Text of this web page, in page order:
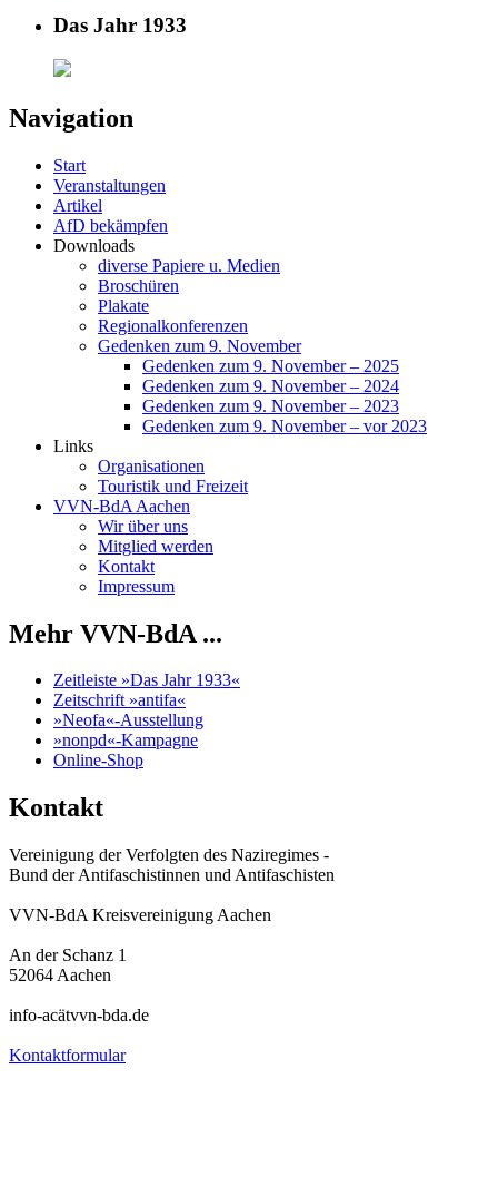
Das Jahr 1933
Navigation
Start
Veranstaltungen
Artikel
AfD bekämpfen
Downloads
diverse Papiere u. Medien
Broschüren
Plakate
Regionalkonferenzen
Gedenken zum 9. November
Gedenken zum 9. November – 2025
Gedenken zum 9. November – 2024
Gedenken zum 9. November – 2023
Gedenken zum 9. November – vor 2023
Links
Organisationen
Touristik und Freizeit
VVN-BdA Aachen
Wir über uns
Mitglied werden
Kontakt
Impressum
Mehr VVN-BdA ...
Zeitleiste »Das Jahr 1933«
Zeitschrift »antifa«
»Neofa«-Ausstellung
»nonpd«-Kampagne
Online-Shop
Kontakt
Vereinigung der Verfolgten des Naziregimes -
Bund der Antifaschistinnen und Antifaschisten
VVN-BdA Kreisvereinigung Aachen
An der Schanz 1
52064 Aachen
info-acätvvn-bda.de
Kontaktformular